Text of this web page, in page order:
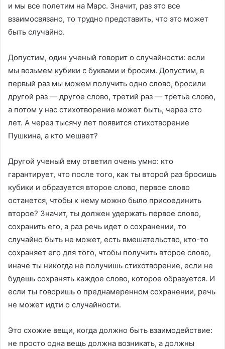
и мы все полетим на Марс. Значит, раз это все
взаимосвязано, то трудно представить, что это может
быть случайно.
Допустим, один ученый говорит о случайности: если
мы возьмем кубики с буквами и бросим. Допустим, в
первый раз мы можем получить одно слово, бросили
другой раз — другое слово, третий раз — третье слово,
а потом у нас стихотворение может быть, через сто
лет. А через тысячу лет появится стихотворение
Пушкина, а кто мешает?
Другой ученый ему ответил очень умно: кто
гарантирует, что после того, как ты второй раз бросишь
кубики и образуется второе слово, первое слово
останется, чтобы к нему можно было присоединить
второе? Значит, ты должен удержать первое слово,
сохранить его, а раз речь идет о сохранении, то
случайно быть не может, есть вмешательство, кто-то
сохраняет его для того, чтобы получить второе слово,
иначе ты никогда не получишь стихотворение, если не
будешь сохранять каждое слово, которое образуется. И
если ты говоришь о преднамеренном сохранении, речь
не может идти о случайности.
Это схожие вещи, когда должно быть взаимодействие:
не просто одна вещь должна возникать, а должны